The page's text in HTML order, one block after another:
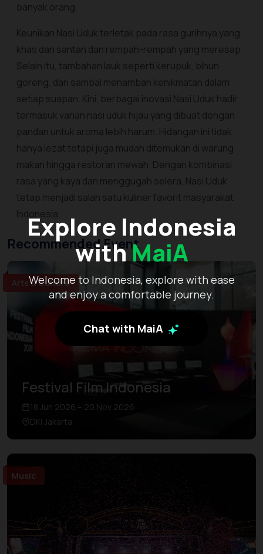
Explore Indonesia
withMaiA
Welcome to Indonesia, explore with ease
and enjoy a comfortable journey.
Chat with MaiA
banyak orang.
Keunikan Nasi Uduk terletak pada rasa gurihnya yang
khas dari santan dan rempah-rempah yang meresap.
Selain itu, tambahan lauk seperti kerupuk, bihun
goreng, dan sambal menambah kenikmatan dalam
setiap suapan. Kini, berbagai inovasi Nasi Uduk hadir,
termasuk varian nasi uduk hijau yang dibuat dengan
pandan untuk aroma lebih harum. Hidangan ini tidak
hanya lezat tetapi juga mudah ditemukan di warung
makan hingga restoran mewah. Dengan kombinasi
rasa yang kaya dan menggugah selera, Nasi Uduk
tetap menjadi salah satu kuliner favorit masyarakat
Indonesia.
Recommended Event
Arts & Culture
Festival Film Indonesia
18 Jun 2026 – 20 Nov 2026
DKI Jakarta
Music